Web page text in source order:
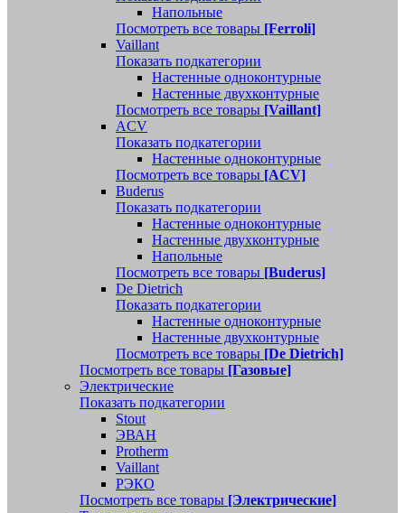
Напольные
Посмотреть все товары [Ferroli]
Vaillant
Показать подкатегории
Настенные одноконтурные
Настенные двухконтурные
Посмотреть все товары [Vaillant]
ACV
Показать подкатегории
Настенные одноконтурные
Посмотреть все товары [ACV]
Buderus
Показать подкатегории
Настенные одноконтурные
Настенные двухконтурные
Напольные
Посмотреть все товары [Buderus]
De Dietrich
Показать подкатегории
Настенные одноконтурные
Настенные двухконтурные
Посмотреть все товары [De Dietrich]
Посмотреть все товары [Газовые]
Электрические
Показать подкатегории
Stout
ЭВАН
Protherm
Vaillant
РЭКО
Посмотреть все товары [Электрические]